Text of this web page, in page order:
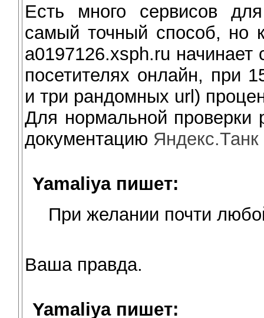
Есть много сервисов для
самый точный способ, но
a0197126.xsph.ru
посетителях онлайн, при
и три рандомных url)
Для нормальной проверки
документацию Яндекс.Танк
Yamaliya пишет:
При желании почти
Ваша правда.
Yamaliya пишет: